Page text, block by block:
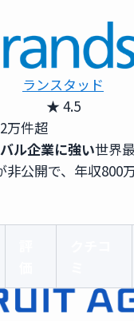
ランスタッド
★ 4.5
万件超
ル企業に強い世界
非公開で、年収800